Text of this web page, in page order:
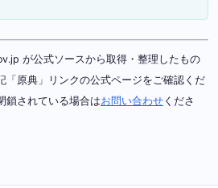
が公式ソースから取得・整理したもの
「原典」リンクの公式ページをご確認くだ
鎖されている場合はお問い合わせ くださ